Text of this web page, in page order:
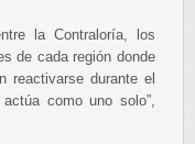
la Contraloría, los
de cada región donde
reactivarse durante el
actúa como uno solo”,